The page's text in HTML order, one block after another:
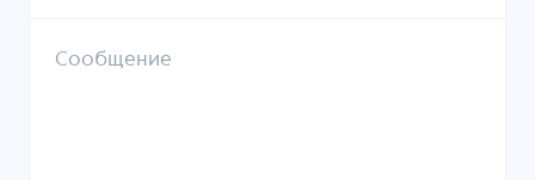
Сообщение